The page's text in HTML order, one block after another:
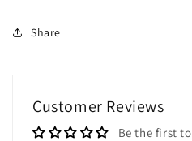
Share
Customer Reviews
Be the first